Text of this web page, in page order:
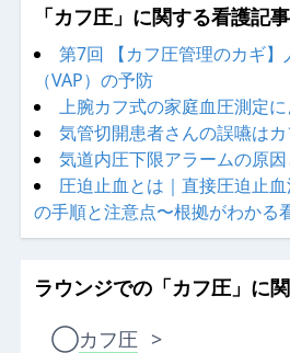
「カフ圧」に関する看護記事
第7回 【カフ圧管理のカギ
（VAP）の予防
上腕カフ式の家庭血圧測定
気管切開患者さんの誤嚥は
気道内圧下限アラームの原
圧迫止血とは｜直接圧迫止
の手順と注意点〜根拠がわかる
ラウンジでの「カフ圧」に
◯カフ圧 >